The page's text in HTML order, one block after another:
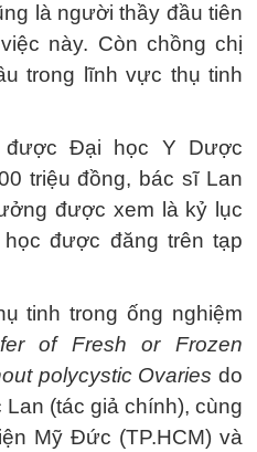
là người thầy đầu tiên
này. Còn chồng chị
trong lĩnh vực thụ tinh
Đại học Y Dược
triệu đồng, bác sĩ Lan
được xem là kỷ lục
được đăng trên tạp
tinh trong ống nghiệm
of Fresh or Frozen
polycystic Ovaries do
(tác giả chính), cùng
Mỹ Đức (TP.HCM) và